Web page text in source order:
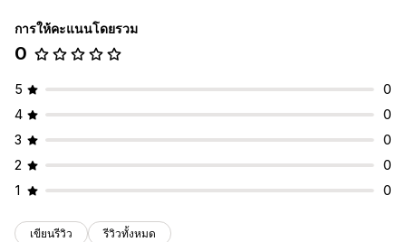
การให้คะแนนโดยรวม
0
5
0
4
0
3
0
2
0
1
0
เขียนรีวิว รีวิวทั้งหมด